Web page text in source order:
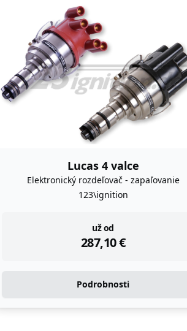
Lucas 4 valce
Elektronický rozdeľovač - zapaľovanie
123\ignition
už od
287,10€
instock
Podrobnosti